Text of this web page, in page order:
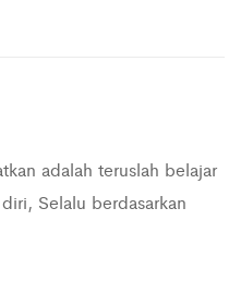
adalah teruslah belajar
Selalu berdasarkan